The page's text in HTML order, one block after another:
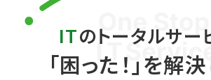
ITのトータルサー
「困った！」を解